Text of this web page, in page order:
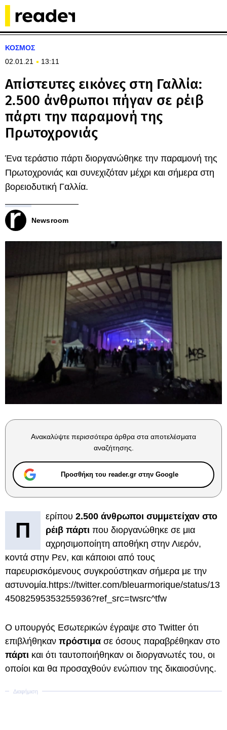
ΚΟΣΜΟΣ
02.01.21
13:11
Απίστευτες εικόνες στη Γαλλία:
2.500 άνθρωποι πήγαν σε ρέιβ
πάρτι την παραμονή της
Πρωτοχρονιάς
Ένα τεράστιο πάρτι διοργανώθηκε την παραμονή της
Πρωτοχρονιάς και συνεχιζόταν μέχρι και σήμερα στη
βορειοδυτική Γαλλία.
Newsroom
Ανακαλύψτε περισσότερα άρθρα στα αποτελέσματα
αναζήτησης.
Προσθήκη του reader.gr στην Google
Π
ερίπου 2.500 άνθρωποι συμμετείχαν στο
ρέιβ πάρτι που διοργανώθηκε σε μια
αχρησιμοποίητη αποθήκη στην Λιερόν,
κοντά στην Ρεν, και κάποιοι από τους
παρευρισκόμενους συγκρούστηκαν σήμερα με την
αστυνομία.https://twitter.com/bleuarmorique/status/13
45082595353255936?ref_src=twsrc^tfw
Ο υπουργός Εσωτερικών έγραψε στο Twitter ότι
επιβλήθηκαν πρόστιμα σε όσους παραβρέθηκαν στο
πάρτι και ότι ταυτοποιήθηκαν οι διοργανωτές του, οι
οποίοι και θα προσαχθούν ενώπιον της δικαιοσύνης.